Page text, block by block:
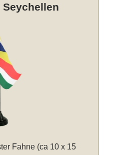
Fahne (ca 10 x 15